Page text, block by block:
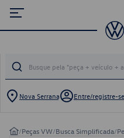
Nova Serrana Entre/registre-se
/Peças VW/Busca Simplificada/